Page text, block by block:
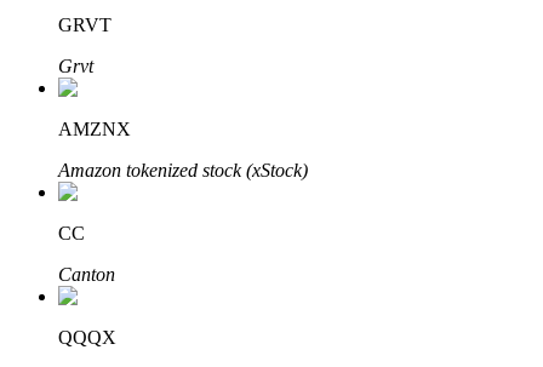
定投理财
GRVT
Grvt
AMZNX
Amazon tokenized stock (xStock)
CC
Canton
QQQX